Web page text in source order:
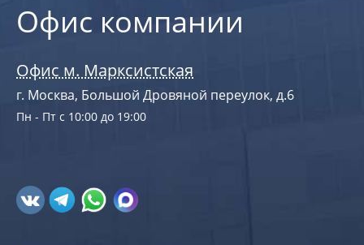
Офис компании
Офис м. Марксистская
г. Москва, Большой Дровяной переулок, д.6
Пн - Пт с 10:00 до 19:00